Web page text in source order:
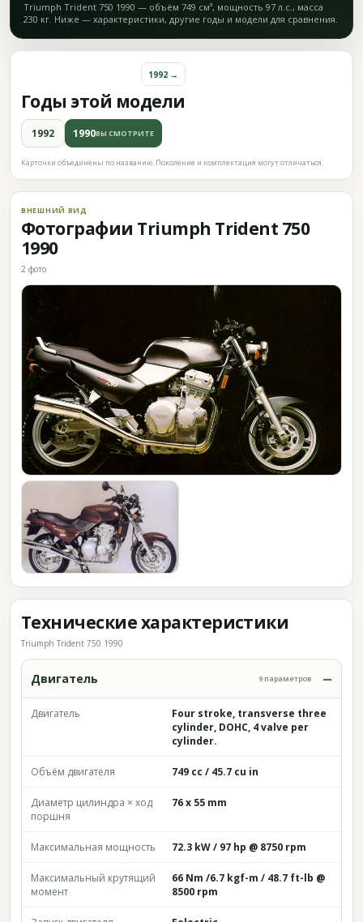
Triumph Trident 750 1990 — объём 749 см³, мощность 97 л.с., масса
230 кг. Ниже — характеристики, другие годы и модели для сравнения.
Годы этой модели
1992 →
1992 1990ВЫ СМОТРИТЕ
Карточки объединены по названию. Поколение и комплектация могут отличаться.
ВНЕШНИЙ ВИД
Фотографии Triumph Trident 750
1990
2 фото
Технические характеристики
Triumph Trident 750 1990
Двигатель 9 параметров
Двигатель
Four stroke, transverse three
cylinder, DOHC, 4 valve per
cylinder.
Объём двигателя 749 cc / 45.7 cu in
Диаметр цилиндра × ход
поршня
76 x 55 mm
Максимальная мощность 72.3 kW / 97 hp @ 8750 rpm
Максимальный крутящий
момент
66 Nm /6.7 kgf-m / 48.7 ft-lb @
8500 rpm